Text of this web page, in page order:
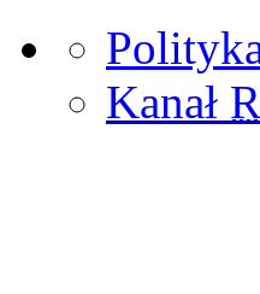
Kanał